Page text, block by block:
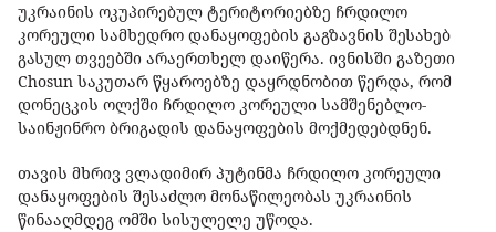
უკრაინის ოკუპირებულ ტერიტორიებზე ჩრდილო
კორეული სამხედრო დანაყოფების გაგზავნის შესახებ
გასულ თვეებში არაერთხელ დაიწერა. ივნისში გაზეთი
Chosun საკუთარ წყაროებზე დაყრდნობით წერდა, რომ
დონეცკის ოლქში ჩრდილო კორეული სამშენებლო-
საინჟინრო ბრიგადის დანაყოფების მოქმედებდნენ.
თავის მხრივ ვლადიმირ პუტინმა ჩრდილო კორეული
დანაყოფების შესაძლო მონაწილეობას უკრაინის
წინააღმდეგ ომში სისულელე უწოდა.